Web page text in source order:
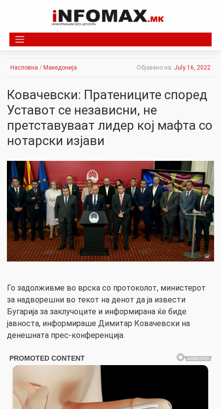
Насловна / Македонија Објавено на: July 16, 2022
Ковачевски: Пратениците според
Уставот се независни, не
претставуваат лидер кој мафта со
нотарски изјави
Го задолживме во врска со протоколот, министерот
за надворешни во текот на денот да ја извести
Бугарија за заклучоците и информирана ќе биде
јавноста, информираше Димитар Ковачевски на
денешната прес-конференција.